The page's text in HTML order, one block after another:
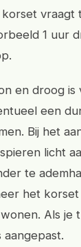
vraagt
1 uur
en droog is
een
Bij het
licht
te
het
Als je
aangepast.